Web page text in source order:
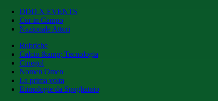
DDD X EVENTS
Cur in Campo
Nazionale Attori
Rubriche
Calcio &amp; Tecnologia
Cinegol
Nomen Omen
La prima volta
Etimologie da Spogliatoio